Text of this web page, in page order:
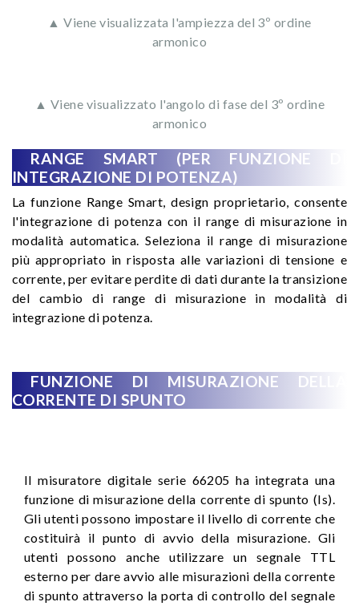
▲ Viene visualizzata l'ampiezza del 3º ordine
armonico
▲ Viene visualizzato l'angolo di fase del 3º ordine
armonico
RANGE SMART (PER FUNZIONE DI
INTEGRAZIONE DI POTENZA)
La funzione Range Smart, design proprietario, consente
l'integrazione di potenza con il range di misurazione in
modalità automatica. Seleziona il range di misurazione
più appropriato in risposta alle variazioni di tensione e
corrente, per evitare perdite di dati durante la transizione
del cambio di range di misurazione in modalità di
integrazione di potenza.
FUNZIONE DI MISURAZIONE DELLA
CORRENTE DI SPUNTO
Il misuratore digitale serie 66205 ha integrata una
funzione di misurazione della corrente di spunto (Is).
Gli utenti possono impostare il livello di corrente che
costituirà il punto di avvio della misurazione. Gli
utenti possono anche utilizzare un segnale TTL
esterno per dare avvio alle misurazioni della corrente
di spunto attraverso la porta di controllo del segnale